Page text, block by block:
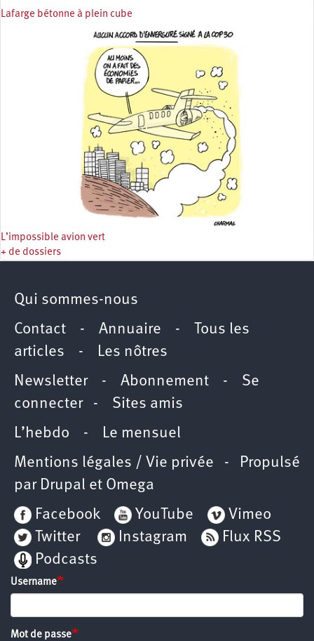
Lafarge bétonne à plein cube
L’impossible avion vert
+ de dossiers
Qui sommes-nous
Contact - Annuaire -
Tous les
articles - Les nôtres
Newsletter- Abonnement - Se
connecter- Sites amis
L’hebdo - Le mensuel
Mentions légales / Vie privée - Propulsé
par Drupal et Omega
Facebook
YouTube
Vimeo
Twitter
Instagram
Flux RSS
Podcasts
Username
Mot de passe